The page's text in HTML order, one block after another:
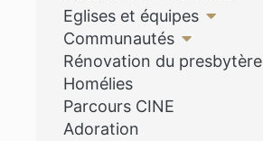
Eglises et équipes
Communautés
Rénovation du presbytère
Homélies
Parcours CINE
Adoration